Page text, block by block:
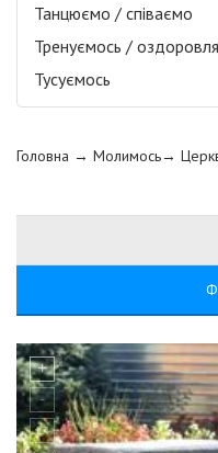
Танцюємо / співаємо
Тренуємось /
Тусуємось
Головна → Молимось→